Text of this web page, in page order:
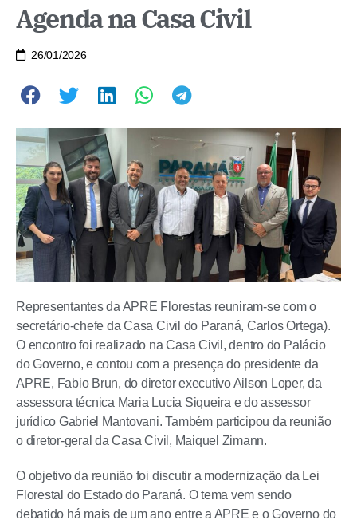
Agenda na Casa Civil
26/01/2026
Representantes da APRE Florestas reuniram-se com o
secretário-chefe da Casa Civil do Paraná, Carlos Ortega).
O encontro foi realizado na Casa Civil, dentro do Palácio
do Governo, e contou com a presença do presidente da
APRE, Fabio Brun, do diretor executivo Ailson Loper, da
assessora técnica Maria Lucia Siqueira e do assessor
jurídico Gabriel Mantovani. Também participou da reunião
o diretor-geral da Casa Civil, Maiquel Zimann.
O objetivo da reunião foi discutir a modernização da Lei
Florestal do Estado do Paraná. O tema vem sendo
debatido há mais de um ano entre a APRE e o Governo do